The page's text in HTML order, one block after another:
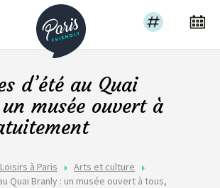
Loisirs à Paris
Arts et culture
Quai Branly : un musée ouvert à tous,
d’été au Quai
musée ouvert à